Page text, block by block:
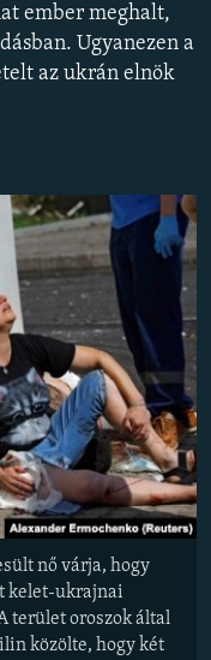
ember meghalt,
Ugyanezen a
az ukrán elnök
nő várja, hogy
kelet-ukrajnai
terület oroszok által
közölte, hogy két